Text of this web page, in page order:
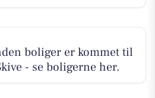
boliger er kommet til
- se boligerne her.